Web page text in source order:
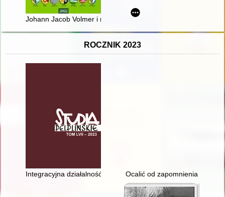
Johann Jacob Volmer i międzyrzeckie sukiennictwo
ROCZNIK 2023
Integracyjna działalność rządców kościelnych na Śląsku w
Ocalić od zapomnienia